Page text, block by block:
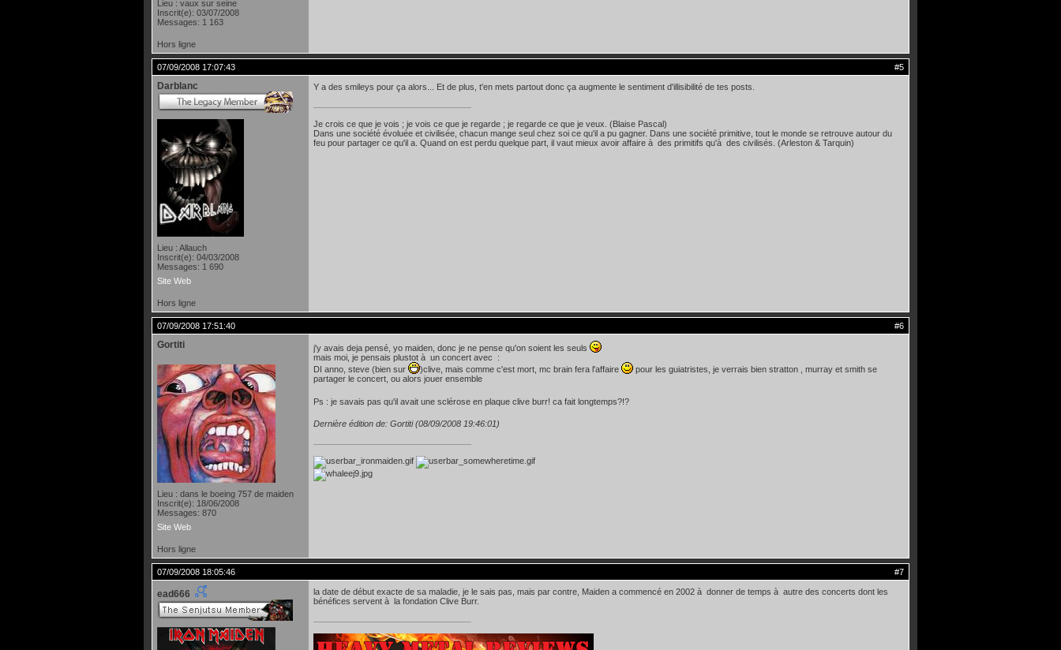
Lieu : vaux sur seine
Inscrit(e): 03/07/2008
Messages: 1 163
Hors ligne
#5
07/09/2008 17:07:43
Darblanc
Lieu : Allauch
Inscrit(e): 04/03/2008
Messages: 1 690
Site Web
Y a des smileys pour ça alors... Et de plus, t'en mets partout donc ça augmente le sentiment d'illisibilité de tes posts.
Je crois ce que je vois ; je vois ce que je regarde ; je regarde ce que je veux. (Blaise Pascal)
Dans une société évoluée et civilisée, chacun mange seul chez soi ce qu'il a pu gagner. Dans une société primitive, tout le monde se retrouve autour du
feu pour partager ce qu'il a. Quand on est perdu quelque part, il vaut mieux avoir affaire à des primitifs qu'à des civilisés. (Arleston & Tarquin)
Hors ligne
#6
07/09/2008 17:51:40
Gortiti
Lieu : dans le boeing 757 de maiden
Inscrit(e): 18/06/2008
Messages: 870
Site Web
j'y avais deja pensé, yo maiden, donc je ne pense qu'on soient les seuls
mais moi, je pensais plustot à un concert avec :
DI anno, steve (bien sur
)clive, mais comme c'est mort, mc brain fera l'affaire
pour les guiatristes, je verrais bien stratton , murray et smith se
partager le concert, ou alors jouer ensemble
Ps : je savais pas qu'il avait une sclérose en plaque clive burr! ca fait longtemps?!?
Dernière édition de: Gortiti (08/09/2008 19:46:01)
Hors ligne
#7
07/09/2008 18:05:46
ead666
la date de début exacte de sa maladie, je le sais pas, mais par contre, Maiden a commencé en 2002 à donner de temps à autre des concerts dont les
bénéfices servent à la fondation Clive Burr.